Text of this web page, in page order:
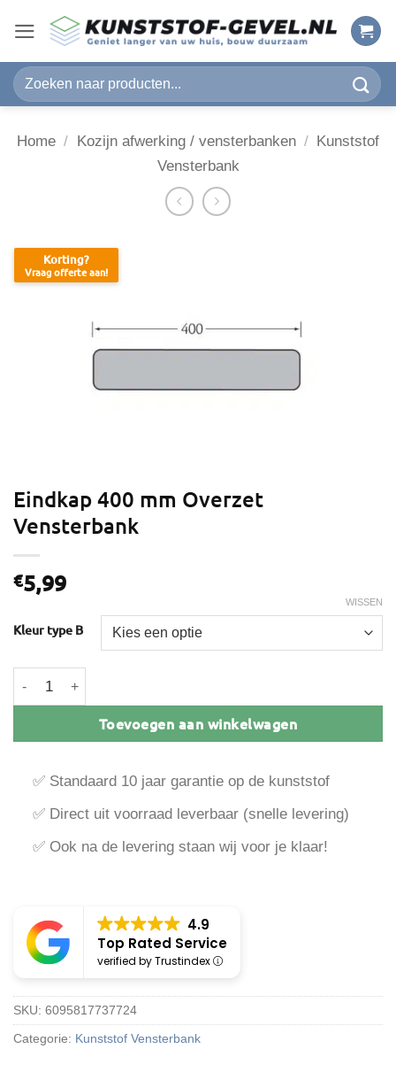
naar
inhoud
Zoeken
naar:
Home / Kozijn afwerking / vensterbanken / Kunststof
Vensterbank
Korting?
Vraag offerte aan!
Eindkap 400 mm Overzet
Vensterbank
€5,99
Kleur type B
WISSEN
Eindkap 400 mm Overzet Vensterbank aantal
Toevoegen aan winkelwagen
✅ Standaard 10 jaar garantie op de kunststof
✅ Direct uit voorraad leverbaar (snelle levering)
✅ Ook na de levering staan wij voor je klaar!
4.9
Top Rated Service
verified by Trustindex
SKU: 6095817737724
Categorie: Kunststof Vensterbank